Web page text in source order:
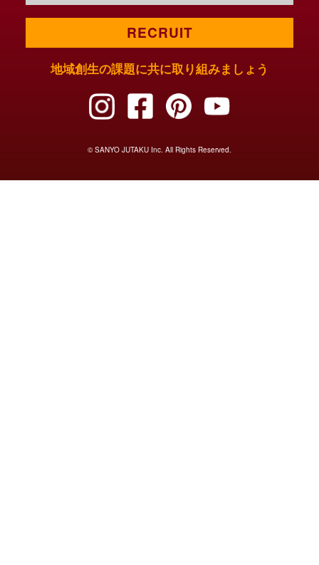
RECRUIT
地域創生の課題に共に取り組みましょう
© SANYO JUTAKU Inc. All Rights Reserved.